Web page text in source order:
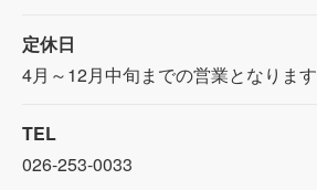
定休日
4月～12月中旬までの営業となります
TEL
026-253-0033